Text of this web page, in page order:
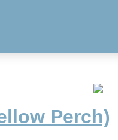
Perch)